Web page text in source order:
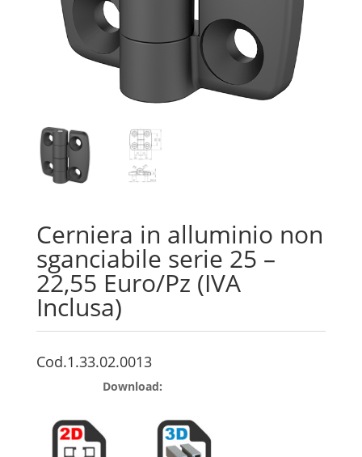
Cerniera in alluminio non
sganciabile serie 25 –
22,55 Euro/Pz (IVA
Inclusa)
Cod.1.33.02.0013
Download: